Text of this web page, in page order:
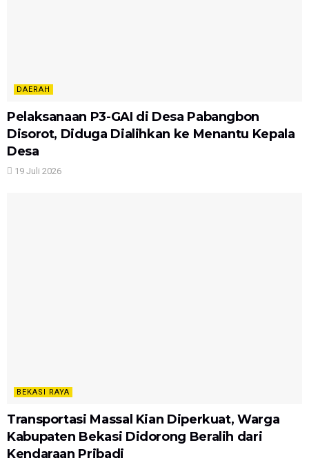
DAERAH
Pelaksanaan P3-GAI di Desa Pabangbon
Disorot, Diduga Dialihkan ke Menantu Kepala
Desa
19 Juli 2026
BEKASI RAYA
Transportasi Massal Kian Diperkuat, Warga
Kabupaten Bekasi Didorong Beralih dari
Kendaraan Pribadi